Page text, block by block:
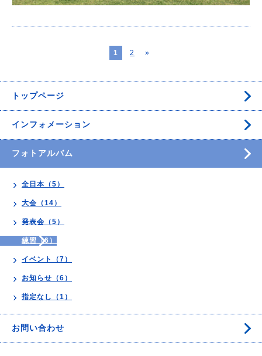
1 2 »
トップページ
インフォメーション
フォトアルバム
全日本（5）
大会（14）
発表会（5）
練習（6）
イベント（7）
お知らせ（6）
指定なし（1）
お問い合わせ